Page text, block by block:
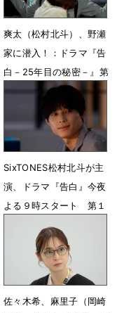
爽太（松村北斗）、野瀬
家に潜入！：ドラマ『告
白－25年目の秘密－』第
3話（ネタバレあり）
7月26日 08時00分
SixTONES松村北斗が主
演、ドラマ『告白』今夜
よる９時スタート 第１
話あらすじ＆新場面写真
7月11日 12時45分
佐々木希、麻里子（岡崎